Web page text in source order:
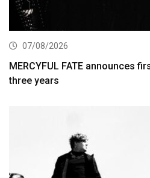
07/08/2026
MERCYFUL FATE announces
three years